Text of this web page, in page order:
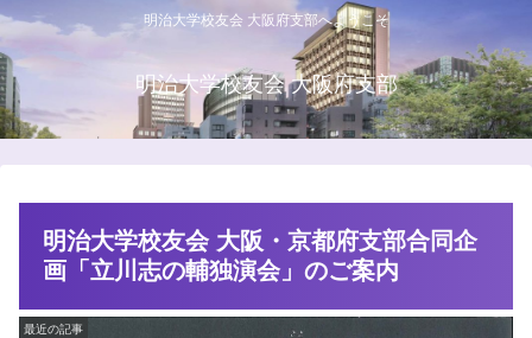
明治大学校友会 大阪府支部へようこそ
明治大学校友会 大阪府支部
明治大学校友会 大阪・京都府支部合同企
画「立川志の輔独演会」のご案内
最近の記事